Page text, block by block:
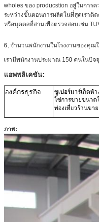
wholes ของ producstion อยู่ในการ
ระหว่างขั้นตอนการผลิตในที่สุดเราติ
หรือบุคคลที่สามเพื่อตรวจสอบเช่น
6, จำนวนพนักงานในโรงงานของคุณ
เรามีพนักงานประมาณ 150 คนในปัจ
แอพพลิเคชัน:
องค์กรธุรกิจ
ซูเปอร์มาร์เก็ตห้
โซ่การขายขนาด
ท่องเที่ยวร้านขา
ภาพ: